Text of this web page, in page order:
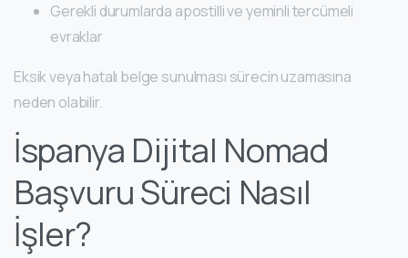
Gerekli durumlarda apostilli ve yeminli tercümeli
evraklar
Eksik veya hatalı belge sunulması sürecin uzamasına
neden olabilir.
İspanya Dijital Nomad
Başvuru Süreci Nasıl
İşler?